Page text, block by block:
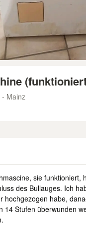
- Mainz
sie funktioniert,
des Bullauges. Ich
hochgezogen habe,
14 Stufen überwunden